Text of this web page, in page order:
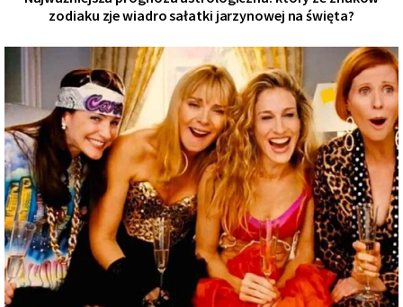
zodiaku zje wiadro sałatki jarzynowej na święta?